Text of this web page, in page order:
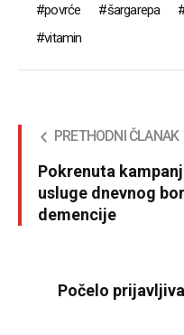
povrće
šargarepa
vitamin
PRETHODNI ČLANAK
Pokrenuta
usluge dnevnog
demencije
Počelo